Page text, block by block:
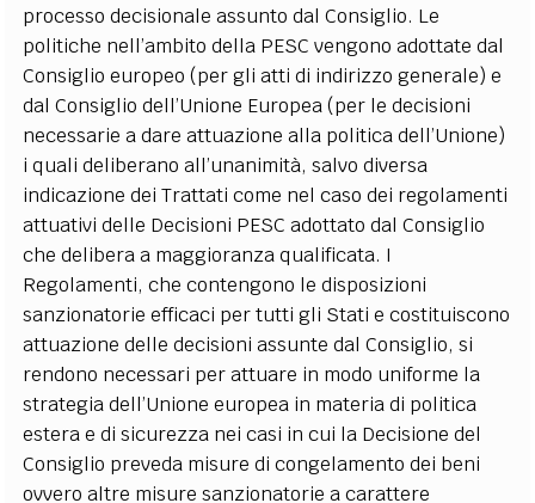
processo decisionale assunto dal Consiglio. Le
politiche nell’ambito della PESC vengono adottate dal
Consiglio europeo (per gli atti di indirizzo generale) e
dal Consiglio dell’Unione Europea (per le decisioni
necessarie a dare attuazione alla politica dell’Unione)
i quali deliberano all’unanimità, salvo diversa
indicazione dei Trattati come nel caso dei regolamenti
attuativi delle Decisioni PESC adottato dal Consiglio
che delibera a maggioranza qualificata. I
Regolamenti, che contengono le disposizioni
sanzionatorie efficaci per tutti gli Stati e costituiscono
attuazione delle decisioni assunte dal Consiglio, si
rendono necessari per attuare in modo uniforme la
strategia dell’Unione europea in materia di politica
estera e di sicurezza nei casi in cui la Decisione del
Consiglio preveda misure di congelamento dei beni
ovvero altre misure sanzionatorie a carattere